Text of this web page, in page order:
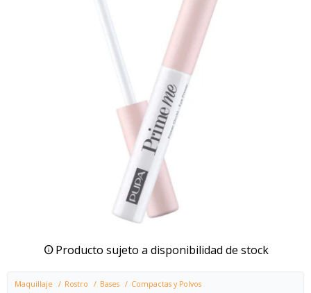
Producto sujeto a disponibilidad de stock
Maquillaje Rostro Bases Compactas y Polvos